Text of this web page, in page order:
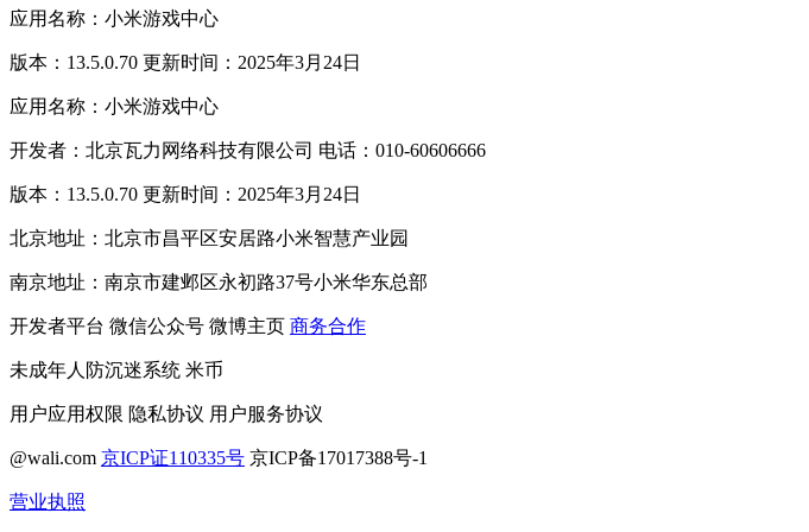
应用名称：小米游戏中心
版本：13.5.0.70 更新时间：2025年3月24日
应用名称：小米游戏中心
开发者：北京瓦力网络科技有限公司 电话：010-60606666
版本：13.5.0.70 更新时间：2025年3月24日
北京地址：北京市昌平区安居路小米智慧产业园
南京地址：南京市建邺区永初路37号小米华东总部
开发者平台 微信公众号 微博主页 商务合作
未成年人防沉迷系统 米币
用户应用权限 隐私协议 用户服务协议
@wali.com 京ICP证110335号 京ICP备17017388号-1
营业执照